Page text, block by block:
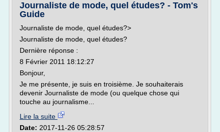
Journaliste de mode, quel études? - Tom's
Guide
Journaliste de mode, quel études?>
Journaliste de mode, quel études?
Dernière réponse :
8 Février 2011 18:12:27
Bonjour,
Je me présente, je suis en troisième. Je souhaiterais
devenir Journaliste de mode (ou quelque chose qui
touche au journalisme...
Lire la suite
Date: 2017-11-26 05:28:57